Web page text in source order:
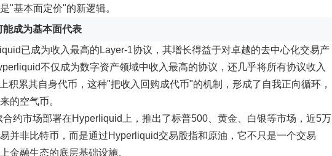
"基本面定价"的新逻辑。
成为基本面代表
已成为收入最高的Layer-1协议，其增长得益于对卓越的去中心化交易产
不仅成为数字资产领域中收入最高的协议，还几乎将所有协议收入
积累其自身代币，这种"把收入回购成代币"的机制，形成了自我正向循环，
的空气币。
合约市场部署在Hyperliquid上，推出了标普500、黄金、白银等市场，近5万
并非比特币，而是通过Hyperliquid交易股指和原油，它不只是一个交易
金融生态的底层基础设施。